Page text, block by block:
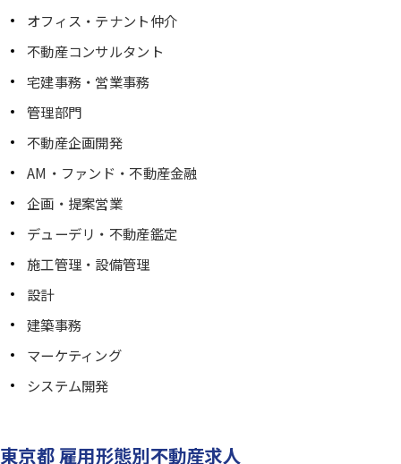
オフィス・テナント仲介
不動産コンサルタント
宅建事務・営業事務
管理部門
不動産企画開発
AM・ファンド・不動産金融
企画・提案営業
デューデリ・不動産鑑定
施工管理・設備管理
設計
建築事務
マーケティング
システム開発
東京都 雇用形態別不動産求人